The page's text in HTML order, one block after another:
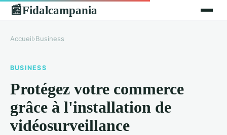
📰Fidalcampania
Accueil›Business
BUSINESS
Protégez votre commerce
grâce à l'installation de
vidéosurveillance